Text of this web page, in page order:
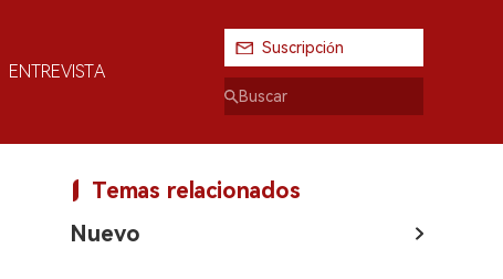
ENTREVISTA
Suscripción
Temas relacionados
Nuevo